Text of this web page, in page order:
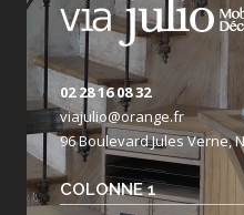
02 28 16 08 32
viajulio@orange.fr
96 Boulevard Jules Verne,
COLONNE 1